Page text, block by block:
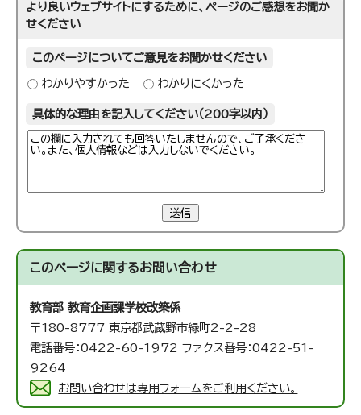
より良いウェブサイトにするために、ページのご感想をお聞か
せください
このページについてご意見をお聞かせください
わかりやすかった わかりにくかった
具体的な理由を記入してください（200字以内）
送信
このページに関するお問い合わせ
教育部 教育企画課学校改築係
〒180-8777 東京都武蔵野市緑町2-2-28
電話番号：0422-60-1972 ファクス番号：0422-51-
9264
お問い合わせは専用フォームをご利用ください。